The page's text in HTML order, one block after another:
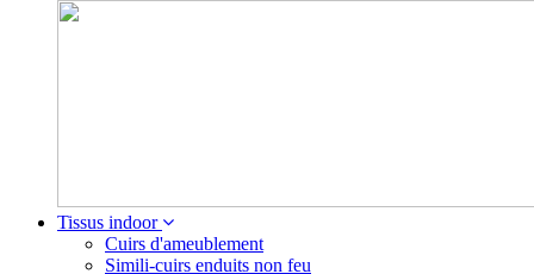
Tissus indoor
Cuirs d'ameublement
Simili-cuirs enduits non feu